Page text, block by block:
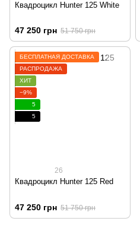
Квадроцикл Hunter 125 White
47 250 грн 51 750 грн
БЕСПЛАТНАЯ ДОСТАВКА
РАСПРОДАЖА
ХИТ
−9%
5
5
26
Квадроцикл Hunter 125 Red
47 250 грн 51 750 грн